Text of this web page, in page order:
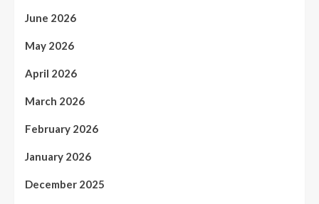
June 2026
May 2026
April 2026
March 2026
February 2026
January 2026
December 2025